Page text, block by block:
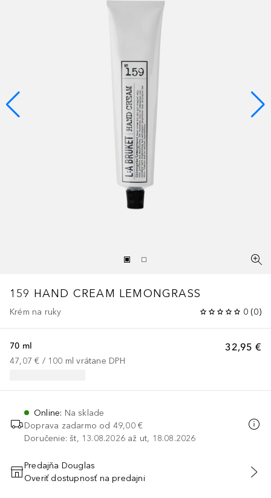
159 HAND CREAM LEMONGRASS
Krém na ruky 0 (0)
32,95 €
70 ml
47,07 € / 100 ml vrátane DPH
Online: Na sklade
Doprava zadarmo od 49,00 €
Doručenie: št, 13.08.2026 až ut, 18.08.2026
PRIDAŤ DO KOŠÍKA
Predajňa Douglas
Overiť dostupnosť na predajni